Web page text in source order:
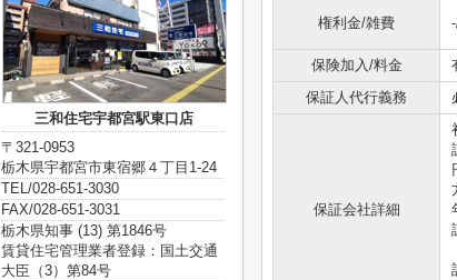
権利金/雑費
保険加入/料金
保証人代行義務
保証会社詳細
三和住宅宇都宮駅東口店
〒321-0953
栃木県宇都宮市東宿郷４丁目1-24
TEL/028-651-3030
FAX/028-651-3031
栃木県知事 (13) 第1846号
賃貸住宅管理業者登録：国土交通
大臣（3）第84号